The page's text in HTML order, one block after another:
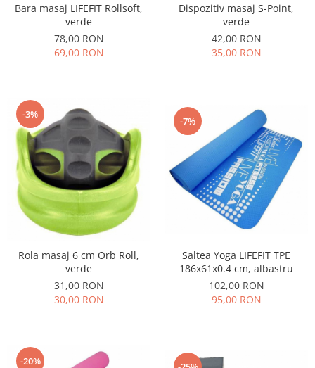
Bara masaj LIFEFIT Rollsoft,
verde
78,00 RON
69,00 RON
Dispozitiv masaj S-Point,
verde
42,00 RON
35,00 RON
-3%
Rola masaj 6 cm Orb Roll,
verde
31,00 RON
30,00 RON
-7%
Saltea Yoga LIFEFIT TPE
186x61x0.4 cm, albastru
102,00 RON
95,00 RON
-20%